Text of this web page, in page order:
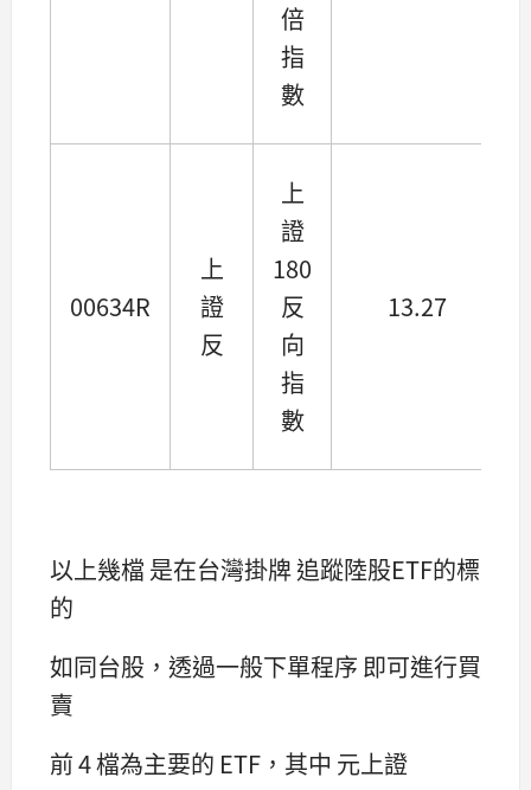
倍
指
數
00634R
上
證
反
上
證
180
反
向
指
數
13.27
以上幾檔 是在台灣掛牌 追蹤陸股ETF的標
的
如同台股，透過一般下單程序 即可進行買
賣
前 4 檔為主要的 ETF，其中 元上證